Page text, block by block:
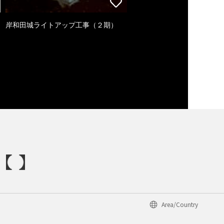
岸和田城ライトアップ工事（２期）
Area/Country